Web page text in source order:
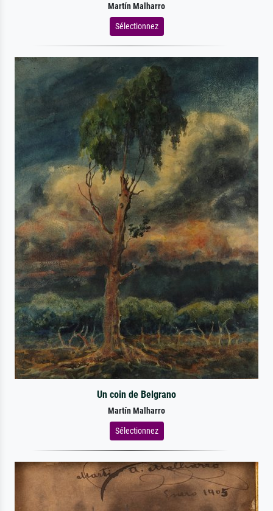
Martín Malharro
Sélectionnez
Un coin de Belgrano
Martín Malharro
Sélectionnez